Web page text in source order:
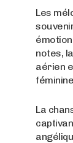
Les
notes,
aérien
La